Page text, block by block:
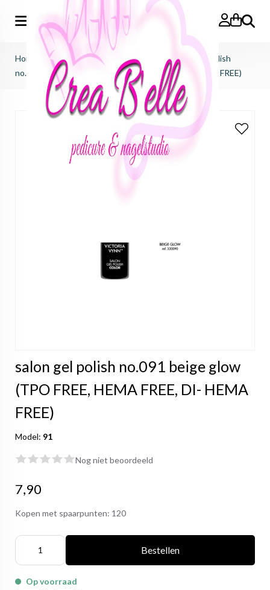
Zoeken
Home Victoria Vynn> Salon gel polish > salon gel polish
no.091 beige glow (TPO FREE, HEMA FREE, DI- HEMA FREE)
salon gel polish no.091 beige glow
(TPO FREE, HEMA FREE, DI- HEMA
FREE)
Model: 91
Nog niet beoordeeld
7,90
Kopen met spaarpunten: 120
Bestellen
Op voorraad